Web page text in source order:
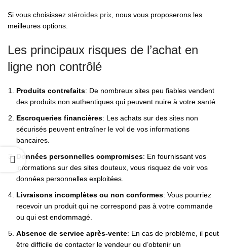
Si vous choisissez stéroïdes prix , nous vous proposerons les
meilleures options.
Les principaux risques de l’achat en
ligne non contrôlé
Produits contrefaits: De nombreux sites peu fiables vendent
des produits non authentiques qui peuvent nuire à votre santé.
Escroqueries financières: Les achats sur des sites non
sécurisés peuvent entraîner le vol de vos informations
bancaires.
Données personnelles compromises: En fournissant vos
informations sur des sites douteux, vous risquez de voir vos
données personnelles exploitées.
Livraisons incomplètes ou non conformes: Vous pourriez
recevoir un produit qui ne correspond pas à votre commande
ou qui est endommagé.
Absence de service après-vente: En cas de problème, il peut
être difficile de contacter le vendeur ou d’obtenir un